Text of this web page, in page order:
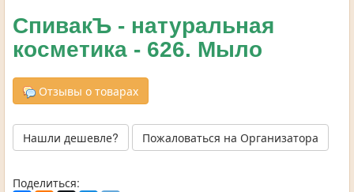
СпивакЪ - натуральная
косметика - 626. Мыло
Отзывы о товарах
Нашли дешевле? Пожаловаться на Организатора
Поделиться: